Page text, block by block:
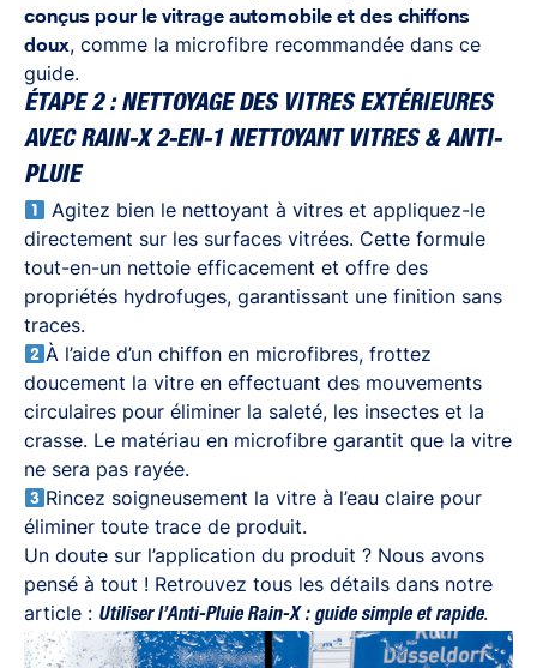
conçus pour le vitrage automobile et des chiffons
doux, comme la microfibre recommandée dans ce
guide.
ÉTAPE 2 : NETTOYAGE DES VITRES EXTÉRIEURES
AVEC RAIN-X 2-EN-1 NETTOYANT VITRES & ANTI-
PLUIE
Agitez bien le nettoyant à vitres et appliquez-le
directement sur les surfaces vitrées. Cette formule
tout-en-un nettoie efficacement et offre des
propriétés hydrofuges, garantissant une finition sans
traces.
À l’aide d’un chiffon en microfibres, frottez
doucement la vitre en effectuant des mouvements
circulaires pour éliminer la saleté, les insectes et la
crasse. Le matériau en microfibre garantit que la vitre
ne sera pas rayée.
Rincez soigneusement la vitre à l’eau claire pour
éliminer toute trace de produit.
Un doute sur l’application du produit ? Nous avons
pensé à tout ! Retrouvez tous les détails dans notre
article : Utiliser l’Anti-Pluie Rain-X : guide simple et rapide.